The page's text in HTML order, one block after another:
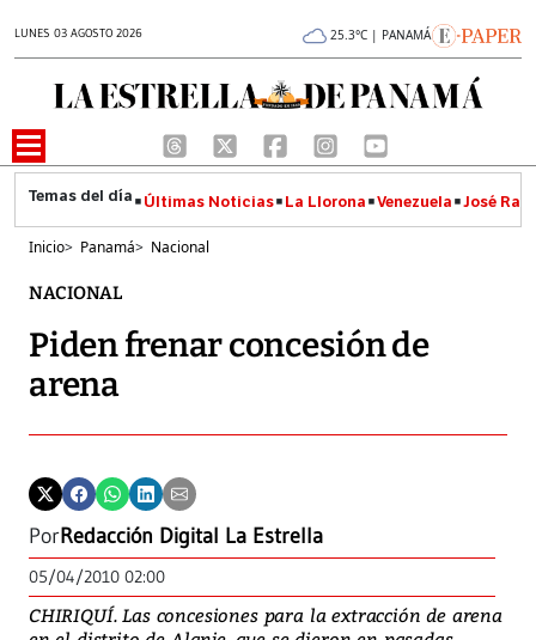
LUNES 03 AGOSTO 2026 25.3°C | PANAMÁ
Últimas Noticias La Llorona Venezuela José
Inicio> Panamá> Nacional
NACIONAL
Piden frenar concesión de
arena
PorRedacción Digital La Estrella
05/04/2010 02:00
CHIRIQUÍ. Las concesiones para la extracción de arena